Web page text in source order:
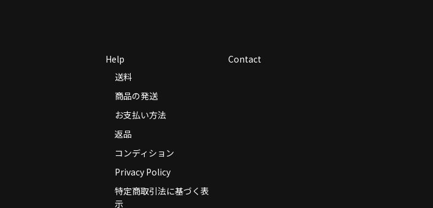
Help
送料
商品の発送
お支払い方法
返品
コンディション
Privacy Policy
特定商取引法に基づく表
示
Contact